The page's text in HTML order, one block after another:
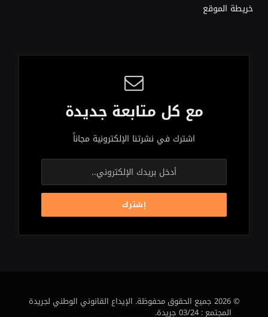
خريطة الموقع
مع كل متابعة جديدة
اشترك في نشرتنا الإلكترونية مجاناً
© 2026 جميع الحقوق محفوظة. الإيداع القانوني الوطني لجريدة
المجتمع : 03/24 جريدة.